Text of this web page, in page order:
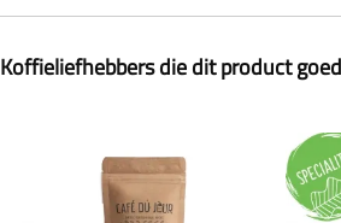
Koffieliefhebbers die dit product